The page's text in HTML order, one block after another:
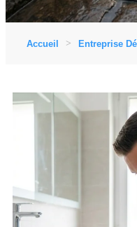
Accueil Entreprise